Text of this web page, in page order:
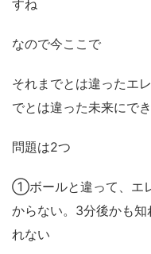
すね
なので今ここで
それまでとは違ったエ
でとは違った未来にで
問題は2つ
①ボールと違って、エ
からない。3分後かも
れない